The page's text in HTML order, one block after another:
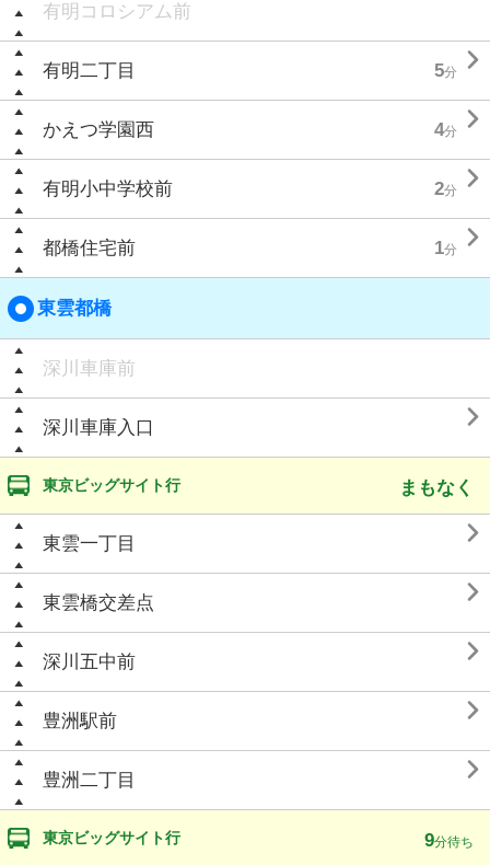
有明コロシアム前
有明二丁目 5分 
かえつ学園西 4分 
有明小中学校前 2分 
都橋住宅前 1分 
東雲都橋
深川車庫前
深川車庫入口 
東京ビッグサイト行 まもなく
東雲一丁目 
東雲橋交差点 
深川五中前 
豊洲駅前 
豊洲二丁目 
東京ビッグサイト行 9分待ち